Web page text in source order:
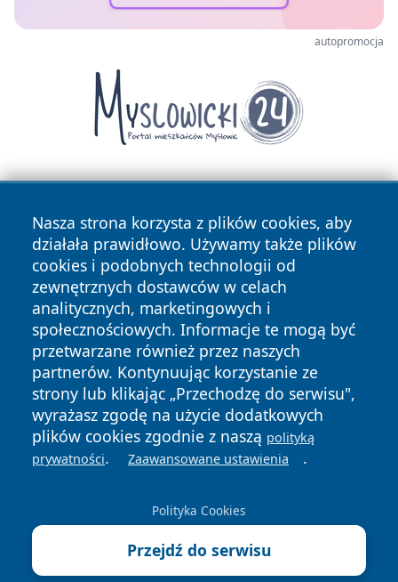
autopromocja
Nasza strona korzysta z plików cookies, aby
działała prawidłowo. Używamy także plików
cookies i podobnych technologii od
zewnętrznych dostawców w celach
analitycznych, marketingowych i
społecznościowych. Informacje te mogą być
przetwarzane również przez naszych
partnerów. Kontynuując korzystanie ze
strony lub klikając „Przechodzę do serwisu",
wyrażasz zgodę na użycie dodatkowych
plików cookies zgodnie z naszą polityką
prywatności. Zaawansowane ustawienia .
Polityka Cookies
Przejdź do serwisu
Copyright © 2026 naszkedzierzyn.pl Wszystkie prawa
zastrzeżone.
News Autorzy
Polityka
Prywatności
Polityka
Cookies